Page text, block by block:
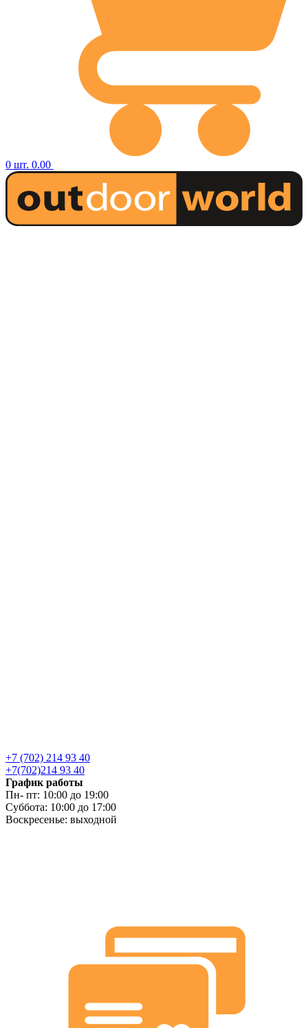
0 шт. 0.00
+7 (702) 214 93 40
+7(702)214 93 40
График работы
Пн- пт: 10:00 до 19:00
Суббота: 10:00 до 17:00
Воскресенье: выходной